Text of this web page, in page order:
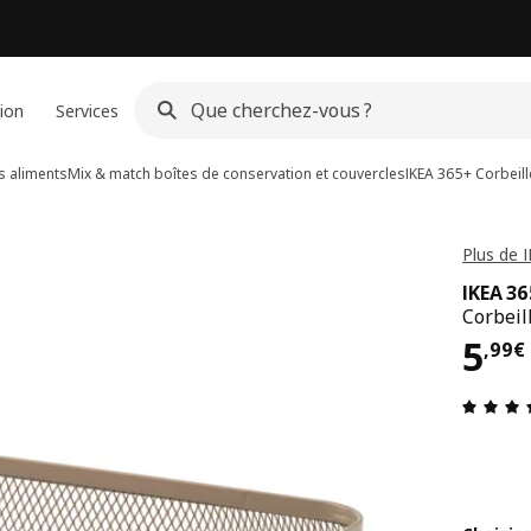
Services
alimentsMix & match boîtes de conservation et couverclesIKEA 365+
Plus de
IKEA
5,99€